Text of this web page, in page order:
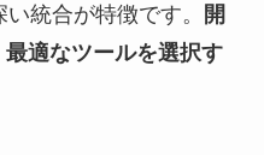
統合が特徴です。
開
適なツールを選択す